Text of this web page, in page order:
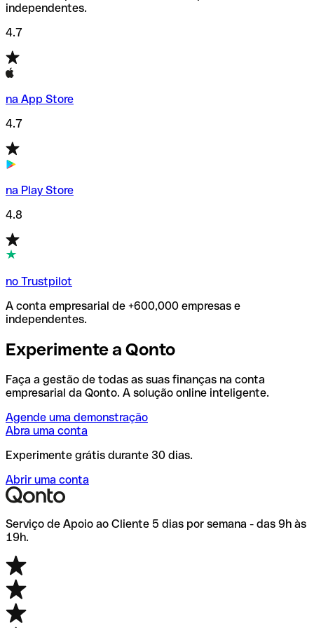
independentes.
4.7
na App Store
4.7
na Play Store
4.8
no Trustpilot
A conta empresarial de +600,000 empresas e
independentes.
Experimente a Qonto
Faça a gestão de todas as suas finanças na conta
empresarial da Qonto. A solução online inteligente.
Agende uma demonstração
Abra uma conta
Experimente grátis durante 30 dias.
Abrir uma conta
Serviço de Apoio ao Cliente 5 dias por semana - das 9h às
19h.